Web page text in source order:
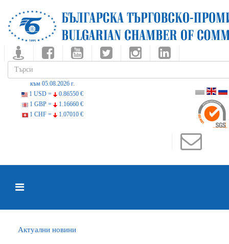
към 05.08.2026 г.
1 USD =
0.86550 €
1 GBP =
1.16660 €
1 CHF =
1.07010 €
Актуални новини